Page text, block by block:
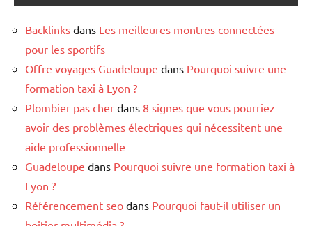
Backlinks dans Les meilleures montres connectées
pour les sportifs
Offre voyages Guadeloupe dans Pourquoi suivre une
formation taxi à Lyon ?
Plombier pas cher dans 8 signes que vous pourriez
avoir des problèmes électriques qui nécessitent une
aide professionnelle
Guadeloupe dans Pourquoi suivre une formation taxi à
Lyon ?
Référencement seo dans Pourquoi faut-il utiliser un